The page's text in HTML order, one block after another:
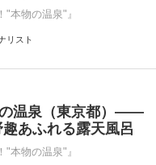
本物の温泉"』
リスト
温泉（東京都）――
あふれる露天風呂
本物の温泉"』